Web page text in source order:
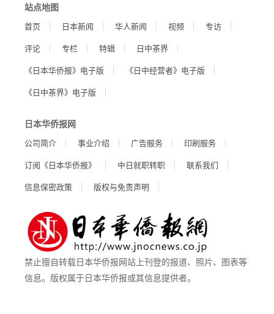
站点地图
首页 日本新闻 华人新闻 视频
专访
评论
专栏 特辑
日中茶界
《日本华侨报》电子版
《日中经营者》电子版
《日中茶界》电子版
日本华侨报网
公司简介 事业介绍 广告服务
印刷服务
订阅《日本华侨报》
中日就职转职
联系我们
信息保密政策
版权与免责声明
禁止擅自转载日本华侨报网站上刊登的报道、照片、图表等
信息。版权属于日本华侨报或其信息提供者。